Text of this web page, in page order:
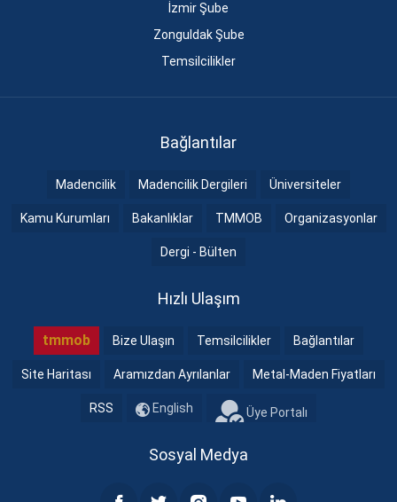
İzmir Şube
Zonguldak Şube
Temsilcilikler
Bağlantılar
Madencilik Madencilik Dergileri Üniversiteler
Kamu Kurumları Bakanlıklar TMMOB Organizasyonlar
Dergi - Bülten
Hızlı Ulaşım
tmmob Bize Ulaşın Temsilcilikler Bağlantılar
Site Haritası Aramızdan Ayrılanlar Metal-Maden Fiyatları
RSS English Üye Portalı
Sosyal Medya